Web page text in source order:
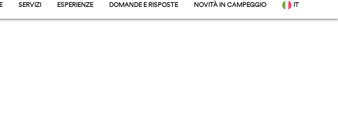
SERVIZI
RISTORAZIONE, MARKET E PUNTO SERVIZI
ESPERIENZE DOMANDE E RISPOSTE NOVITÀ IN CAMPEGGIO IT
DE